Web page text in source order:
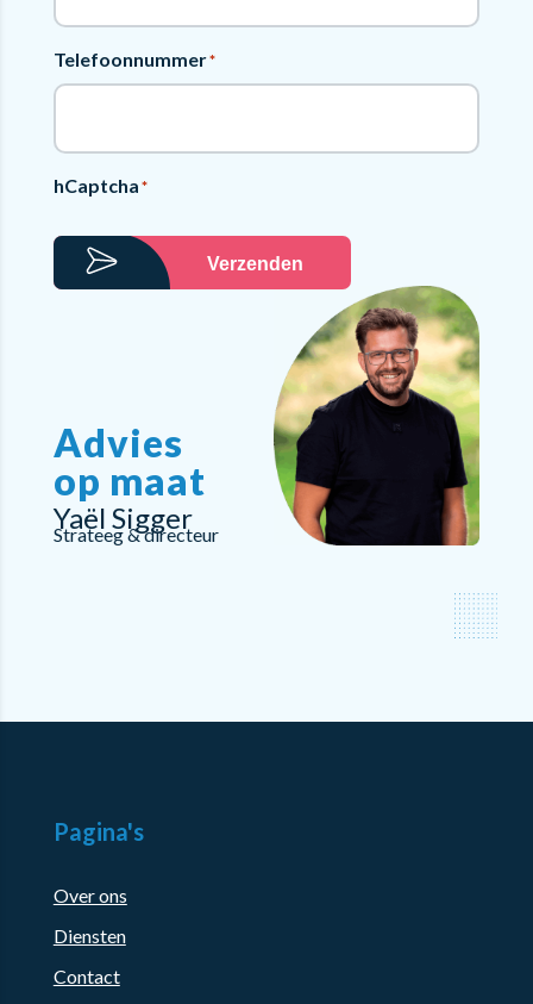
Telefoonnummer*
hCaptcha*
Verzenden
Advies
op maat
Yaël Sigger
Strateeg & directeur
Pagina's
Over ons
Diensten
Contact